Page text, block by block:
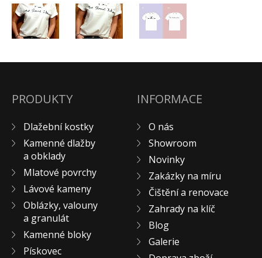
Kamenné bloky
Výrobky z kamene na zakázku
Creative Floor
Doplňkový sortiment
KAMENNÉ DLAŽBY, OBKLADY
MLATOVÉ POVRCHY
ZAKÁZKY NA MÍRU
VÝPRODEJ
NOVINKY
BLOG
KONTAKT
PRODUKTY
Dlažební kostky
Kamenné dlažby
a obklady
Mlatové povrchy
Lávové kameny
Oblázky, valouny
a granulát
Kamenné bloky
Pískovec
INFORMACE
O nás
Showroom
Novinky
Zakázky na míru
Čištění a renovace
Zahrady na klíč
Blog
Galerie